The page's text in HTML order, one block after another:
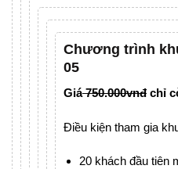
Chương trình
05
Giá750.000vnđchỉ
Điều kiện tham gia
20 khách đầu tiên